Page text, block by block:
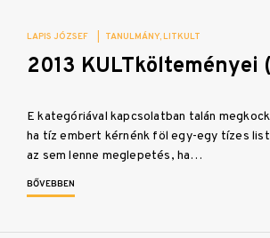
LAPIS JÓZSEF TANULMÁNY LITKULT
2013 KULTkölteményei
E kategóriával kapcsolatban talán
ha tíz embert kérnénk föl egy-egy tízes
az sem lenne meglepetés, ha…
BŐVEBBEN